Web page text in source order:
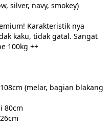
silver, navy, smokey)
Karakteristik nya
kaku, tidak gatal. Sangat
100kg ++
(melar, bagian blakang
80cm